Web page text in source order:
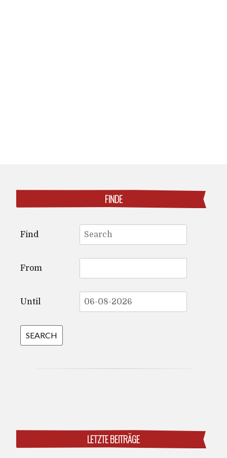
FINDE
for:
Find
From
Until
LETZTE BEITRÄGE